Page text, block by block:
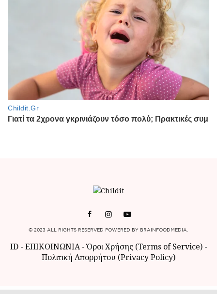
© 2023 ALL RIGHTS RESERVED POWERED BY BRAINFOODMEDIA.
ID- ΕΠΙΚΟΙΝΩΝΙΑ-Όροι Χρήσης (Terms of Service)-
Πολιτική Απορρήτου (Privacy Policy)